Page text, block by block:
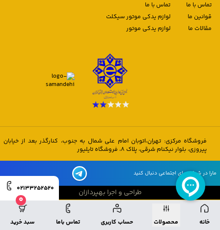
خانه محصولات حساب کاربری تماس باما
0
سبد خرید
02133252520
تماس با ما
قوانین ما
مقالات ما
تماس با ما
لوازم یدکی موتور سیکلت
لوازم یدکی موتور
فروشگاه مرکزی: تهران،اتوبان امام علی شمال به جنوب، کنارگذر بعد از خیابان
پیروزی، بلوار نیکنام شرقی، پلاک 8، فروشگاه تایلیور
مارا در شبکه های اجتماعی دنبال کنید
طراحی و اجرا بهپردازان
طراحی و اجرا بهپردازان